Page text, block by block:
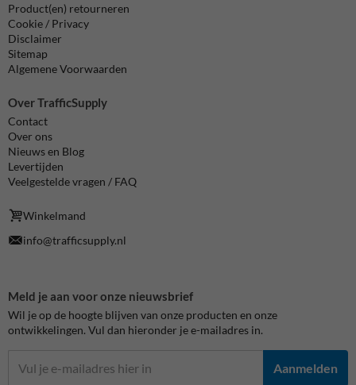
Product(en) retourneren
Cookie / Privacy
Disclaimer
Sitemap
Algemene Voorwaarden
Over TrafficSupply
Contact
Over ons
Nieuws en Blog
Levertijden
Veelgestelde vragen / FAQ
Winkelmand
info@trafficsupply.nl
Meld je aan voor onze nieuwsbrief
Wil je op de hoogte blijven van onze producten en onze
ontwikkelingen. Vul dan hieronder je e-mailadres in.
Aanmelden